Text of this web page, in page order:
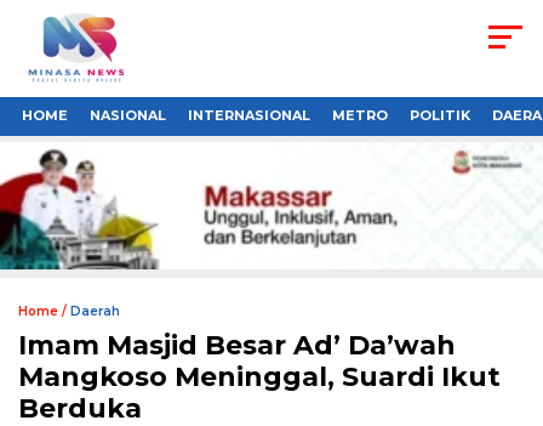
HOME NASIONAL INTERNASIONAL METRO POLITIK
Home / Daerah
Imam Masjid Besar Ad’ Da’wah
Mangkoso Meninggal, Suardi Ikut
Berduka